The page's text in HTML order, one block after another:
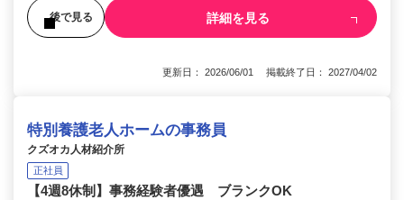
後で見る 詳細を見る
更新日： 2026/06/01 掲載終了日： 2027/04/02
特別養護老人ホームの事務員
クズオカ人材紹介所
正社員
【4週8休制】事務経験者優遇 ブランクOK